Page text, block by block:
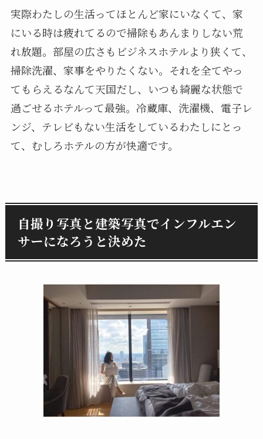
実際わたしの生活ってほとんど家にいなくて、家
にいる時は疲れてるので掃除もあんまりしない荒
れ放題。部屋の広さもビジネスホテルより狭くて、
掃除洗濯、家事をやりたくない。それを全てやっ
てもらえるなんて天国だし、いつも綺麗な状態で
過ごせるホテルって最強。冷蔵庫、洗濯機、電子レ
ンジ、テレビもない生活をしているわたしにとっ
て、むしろホテルの方が快適です。
自撮り写真と建築写真でインフルエン
サーになろうと決めた